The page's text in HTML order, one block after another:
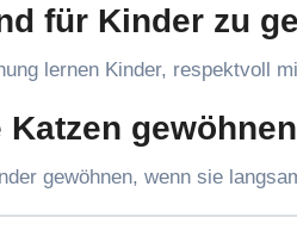
für Kinder zu
lernen Kinder, respektvoll
gewöhnen, wenn sie